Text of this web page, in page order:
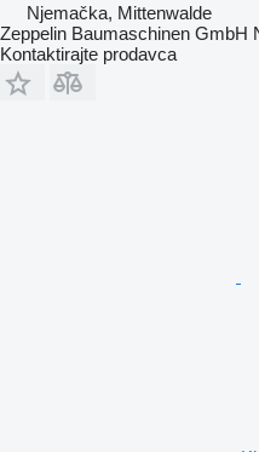
Njemačka, Mittenwalde
Zeppelin Baumaschinen GmbH
Kontaktirajte prodavca